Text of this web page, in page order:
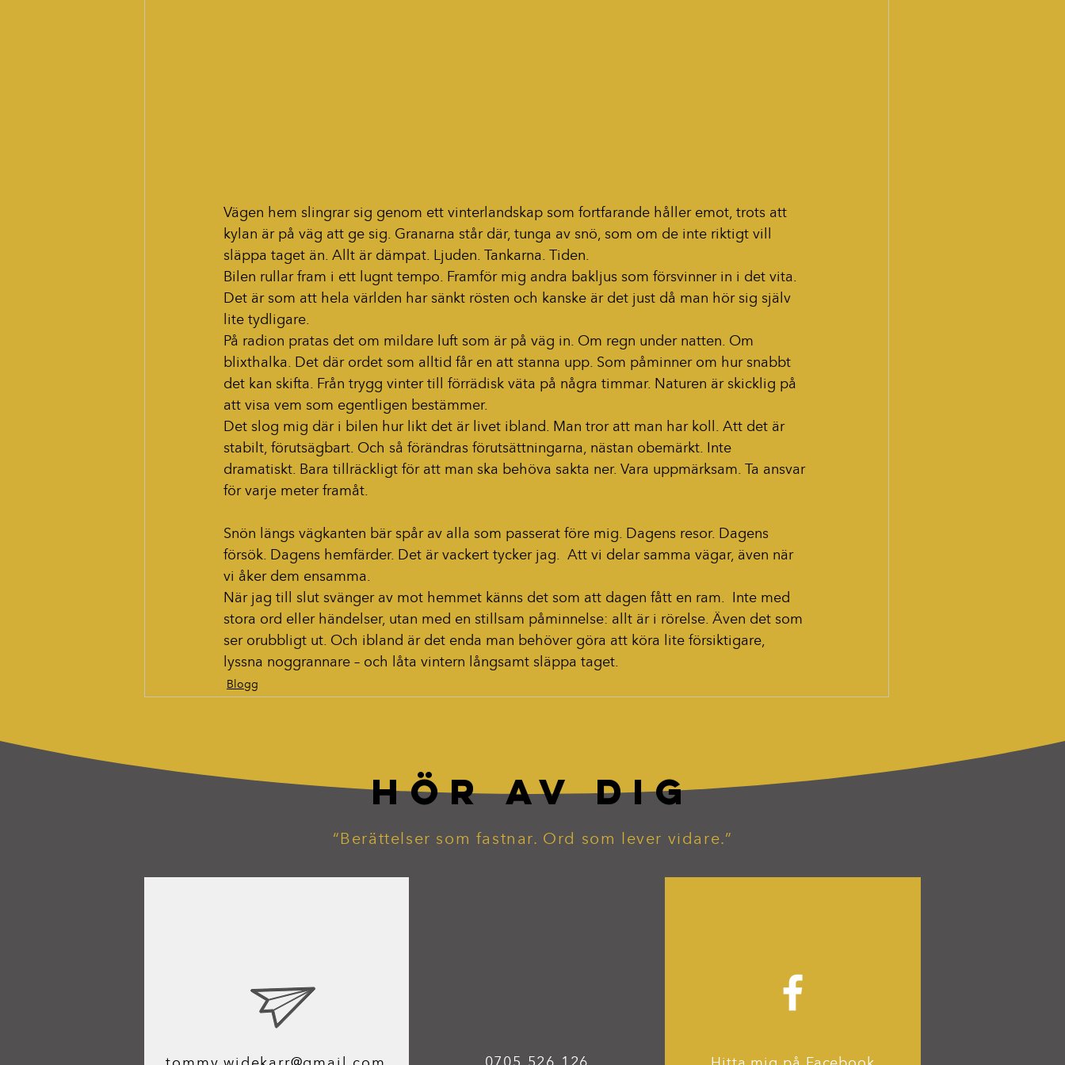
Vägen hem slingrar sig genom ett vinterlandskap som fortfarande håller emot, trots att
kylan är på väg att ge sig. Granarna står där, tunga av snö, som om de inte riktigt vill
släppa taget än. Allt är dämpat. Ljuden. Tankarna. Tiden.
Bilen rullar fram i ett lugnt tempo. Framför mig andra bakljus som försvinner in i det vita.
Det är som att hela världen har sänkt rösten och kanske är det just då man hör sig själv
lite tydligare.
På radion pratas det om mildare luft som är på väg in. Om regn under natten. Om
blixthalka. Det där ordet som alltid får en att stanna upp. Som påminner om hur snabbt
det kan skifta. Från trygg vinter till förrädisk väta på några timmar. Naturen är skicklig på
att visa vem som egentligen bestämmer.
Det slog mig där i bilen hur likt det är livet ibland. Man tror att man har koll. Att det är
stabilt, förutsägbart. Och så förändras förutsättningarna, nästan obemärkt. Inte
dramatiskt. Bara tillräckligt för att man ska behöva sakta ner. Vara uppmärksam. Ta ansvar
för varje meter framåt.
Snön längs vägkanten bär spår av alla som passerat före mig. Dagens resor. Dagens
försök. Dagens hemfärder. Det är vackert tycker jag.  Att vi delar samma vägar, även när
vi åker dem ensamma.
När jag till slut svänger av mot hemmet känns det som att dagen fått en ram.  Inte med
stora ord eller händelser, utan med en stillsam påminnelse: allt är i rörelse. Även det som
ser orubbligt ut. Och ibland är det enda man behöver göra att köra lite försiktigare,
lyssna noggrannare – och låta vintern långsamt släppa taget.
Blogg
HÖR AV DIG
“Berättelser som fastnar. Ord som lever vidare.”